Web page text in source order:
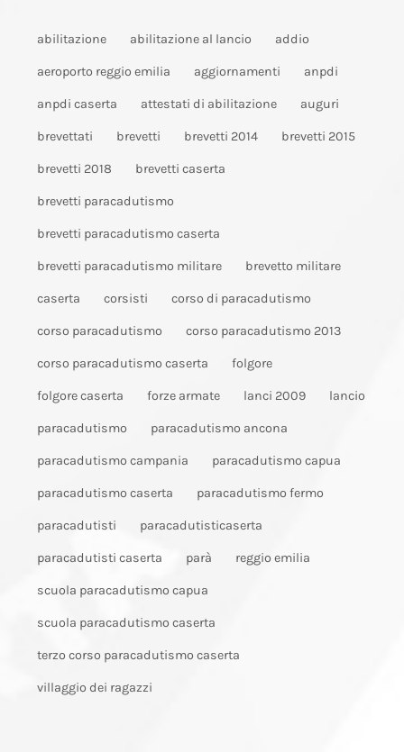
abilitazione abilitazione al lancio addio
aeroporto reggio emilia aggiornamenti anpdi
anpdi caserta attestati di abilitazione auguri
brevettati brevetti brevetti 2014 brevetti 2015
brevetti 2018 brevetti caserta
brevetti paracadutismo
brevetti paracadutismo caserta
brevetti paracadutismo militare brevetto militare
caserta corsisti corso di paracadutismo
corso paracadutismo corso paracadutismo 2013
corso paracadutismo caserta folgore
folgore caserta forze armate lanci 2009 lancio
paracadutismo paracadutismo ancona
paracadutismo campania paracadutismo capua
paracadutismo caserta paracadutismo fermo
paracadutisti paracadutisticaserta
paracadutisti caserta parà reggio emilia
scuola paracadutismo capua
scuola paracadutismo caserta
terzo corso paracadutismo caserta
villaggio dei ragazzi